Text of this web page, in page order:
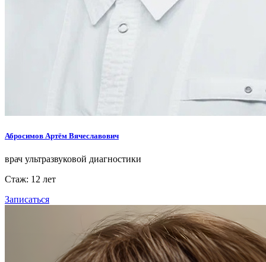
Абросимов Артём Вячеславович
врач ультразвуковой диагностики
Стаж: 12 лет
Записаться